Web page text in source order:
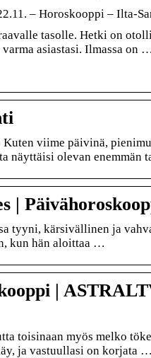
– Horoskooppi – Ilta-
tasolle. Hetki on
asiastasi. Ilmassa on …
viime päivinä,
näyttäisi olevan enemmän
|
tyyni, kärsivällinen ja
kun hän aloittaa …
|
toisinaan myös melko
ja vastuullasi on korjata …